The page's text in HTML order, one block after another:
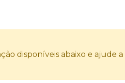
disponíveis abaixo e ajude a